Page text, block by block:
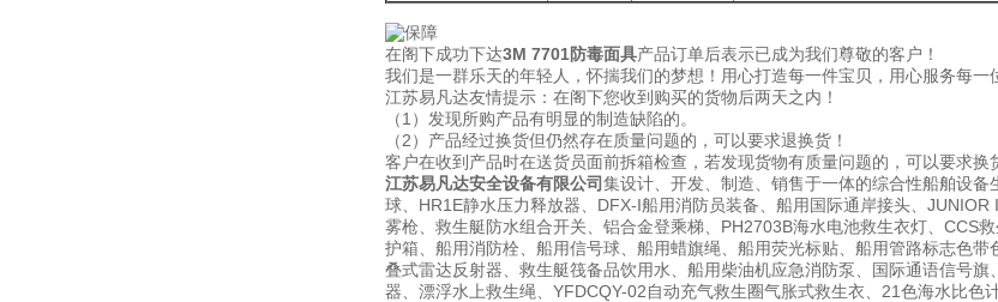
在阁下成功下达3M 7701防毒面具产品订单后表示已成为我们尊敬的客户！
我们是一群乐天的年轻人，怀揣我们的梦想！用心打造每一件宝贝，用心服务每一
江苏易凡达友情提示：在阁下您收到购买的货物后两天之内！
（1）发现所购产品有明显的制造缺陷的。
（2）产品经过换货但仍然存在质量问题的，可以要求退换货！
客户在收到产品时在送货员面前拆箱检查，若发现货物有质量问题的，可以要求换
江苏易凡达安全设备有限公司集设计、开发、制造、销售于一体的综合性船舶设
球、HR1E静水压力释放器、DFX-I船用消防员装备、船用国际通岸接头、
雾枪、救生艇防水组合开关、铝合金登乘梯、PH2703B海水电池救生衣灯、CCS
护箱、船用消防栓、船用信号球、船用蜡旗绳、船用荧光标贴、船用管路标志色
叠式雷达反射器、救生艇筏备品饮用水、船用柴油机应急消防泵、国际通语信号
器、漂浮水上救生绳、YFDCQY-02自动充气救生圈气胀式救生衣、21色海水比